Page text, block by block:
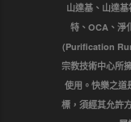
山達基、山達
特、OCA、淨
(Purification
宗教技術中心所
使用。快樂之
標，須經其允許